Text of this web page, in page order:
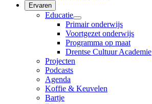
Ervaren
Educatie
Primair onderwijs
Voortgezet onderwijs
Programma op maat
Drentse Cultuur Academie
Projecten
Podcasts
Agenda
Koffie & Keuvelen
Bartje